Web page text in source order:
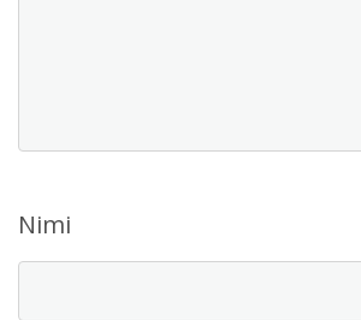
Nimi